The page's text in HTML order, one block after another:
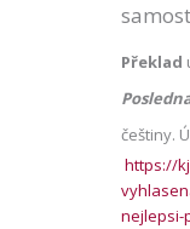
Překlad
češtiny.
https://
nejlepsi-